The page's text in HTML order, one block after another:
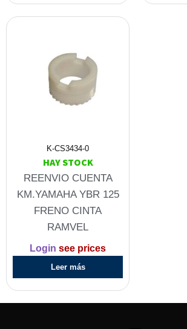
K-CS3434-0
HAY STOCK
REENVIO CUENTA
KM.YAMAHA YBR 125
FRENO CINTA
RAMVEL
Login see prices
Leer más